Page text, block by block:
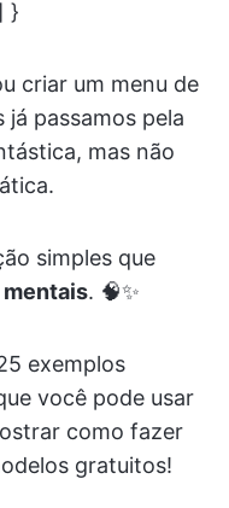
}
criar um menu de
passamos pela
mas não
simples que
mentais. 🧠✨
exemplos
você pode usar
como fazer
gratuitos!